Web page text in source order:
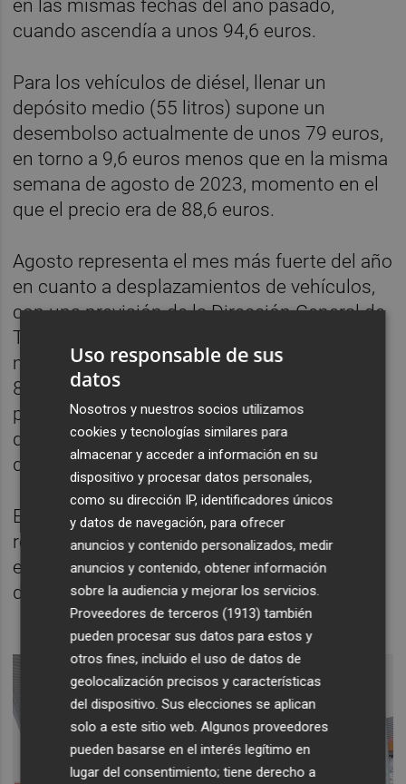
en las mismas fechas del año pasado,
cuando ascendía a unos 94,6 euros.
Para los vehículos de diésel, llenar un
depósito medio (55 litros) supone un
desembolso actualmente de unos 79 euros,
en torno a 9,6 euros menos que en la misma
semana de agosto de 2023, momento en el
que el precio era de 88,6 euros.
Agosto representa el mes más fuerte del año
en cuanto a desplazamientos de vehículos,
con una previsión de la Dirección General de
Tráfico (DGT) de un total de más de 48
millones de desplazamientos. De ellos, casi
8,3 millones de movimientos estaban
previstos para la semana del puente festivo
del 15 de agosto, en los días con más
desplazamientos de todo el ejercicio.
Este fin de semana se aborda la operación
retorno del verano, que se prolongará desde
este viernes, 30 de agosto, hasta el próximo
domingo, 1 de septiembre.
Uso responsable de sus
datos
Nosotros y nuestros socios utilizamos
cookies y tecnologías similares para
almacenar y acceder a información en su
dispositivo y procesar datos personales,
como su dirección IP, identificadores únicos
y datos de navegación, para ofrecer
anuncios y contenido personalizados, medir
anuncios y contenido, obtener información
sobre la audiencia y mejorar los servicios.
Proveedores de terceros (1913) también
pueden procesar sus datos para estos y
otros fines, incluido el uso de datos de
geolocalización precisos y características
del dispositivo. Sus elecciones se aplican
solo a este sitio web. Algunos proveedores
pueden basarse en el interés legítimo en
lugar del consentimiento; tiene derecho a